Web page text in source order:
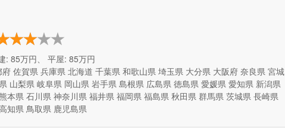
: 85万円、 平屋: 85万円
府 佐賀県 兵庫県 北海道 千葉県 和歌山県 埼玉県 大分県 大阪府 奈良県 宮城
山梨県 岐阜県 岡山県 岩手県 島根県 広島県 徳島県 愛媛県 愛知県 新潟県
本県 石川県 神奈川県 福井県 福岡県 福島県 秋田県 群馬県 茨城県 長崎県
知県 鳥取県 鹿児島県